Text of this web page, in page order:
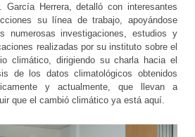
García Herrera, detalló con interesantes
su línea de trabajo, apoyándose
numerosas investigaciones, estudios y
realizadas por su instituto sobre el
climático, dirigiendo su charla hacia el
de los datos climatológicos obtenidos
y actualmente, que llevan a
que el cambió climático ya está aquí.